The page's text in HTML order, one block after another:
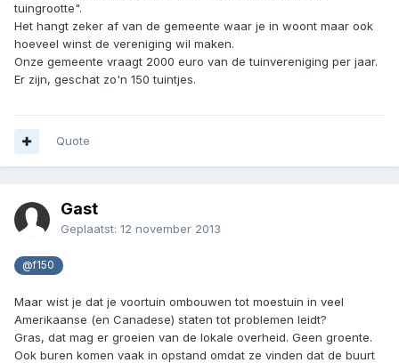
tuingrootte".
Het hangt zeker af van de gemeente waar je in woont maar ook
hoeveel winst de vereniging wil maken.
Onze gemeente vraagt 2000 euro van de tuinvereniging per jaar.
Er zijn, geschat zo'n 150 tuintjes.
Quote
Gast
Geplaatst: 12 november 2013
@f150
Maar wist je dat je voortuin ombouwen tot moestuin in veel
Amerikaanse (en Canadese) staten tot problemen leidt?
Gras, dat mag er groeien van de lokale overheid. Geen groente.
Ook buren komen vaak in opstand omdat ze vinden dat de buurt